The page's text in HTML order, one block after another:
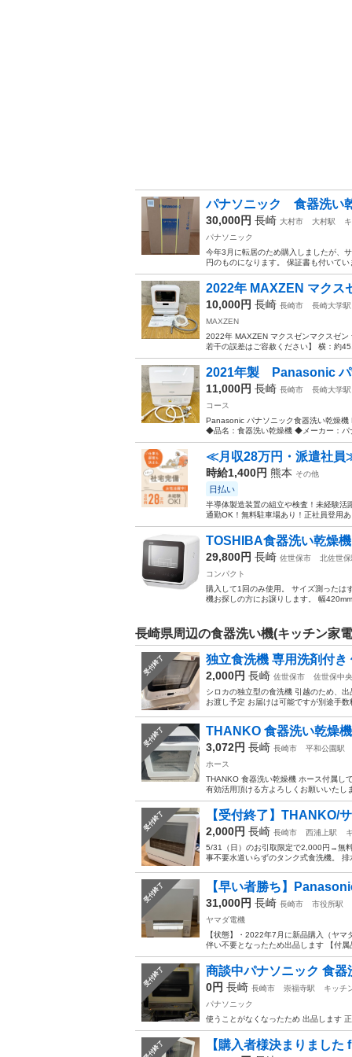
パナソニック 食器洗い
30,000円 長崎 大村市 大村駅
パナソニック
今年3月に転居のため購入しましたが、
円のものになります。 保証書も付いて
2022年 MAXZEN マクス
10,000円 長崎 長崎市
長崎大学駅
MAXZEN
2022年 MAXZEN マクスゼンマクスゼ
若干の誤差はご容赦ください】 横：約
2021年製 Panasonic パ
11,000円 長崎 長崎市
長崎大学駅
コース
Panasonic パナソニック食器洗い乾燥
◆品名：食器洗い乾燥機 ◆メーカー：
≪月収28万円・派遣社員
時給1,400円 熊本 その他
日払い
半導体製造装置の組立や検査！未経験
通勤OK！無料駐車場あり！正社員登用
TOSHIBA食器洗い乾燥
29,800円 長崎 佐世保市
北佐世
コンパクト
購入して1回のみ使用。 サイズ測ったは
機お探しの方にお譲りします。 幅
長崎県周辺の食器洗い機(キッチン家
受付終了 独立食洗機 専用洗剤付き
2,000円 長崎 佐世保市
佐世保中
シロカの独立型の食洗機 引越のため、
お渡し予定 お届けは可能ですが別途手数
受付終了 THANKO 食器洗い乾燥
3,072円 長崎 長崎市
平和公園駅
ホース
THANKO 食器洗い乾燥機 ホース付属し
有効活用頂ける方よろしくお願いいたし
受付終了 【受付終了】THANKO/
2,000円 長崎 長崎市 西浦上駅
5/31（日）のお引取限定で2,000円→無
事不要水道いらずのタンク式食洗機。
受付終了 【早い者勝ち】
31,000円 長崎 長崎市
市役所駅
ヤマダ電機
【状態】・2022年7月に新品購入（ヤ
伴い不要となったため出品します 【付
受付終了 商談中パナソニック 食器
0円 長崎 長崎市 崇福寺駅
キッチ
パナソニック
使うことがなくなったため 出品します
受付終了 【購入者様決まりまし